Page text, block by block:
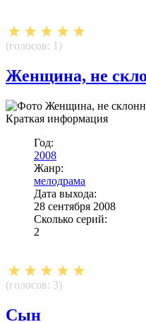
(голосов: 1)
Женщина, не
Краткая информация
Год:
2008
Жанр:
мелодрама
Дата выхода:
28 сентября 2008
Сколько серий:
2
(голосов: 3)
Сын